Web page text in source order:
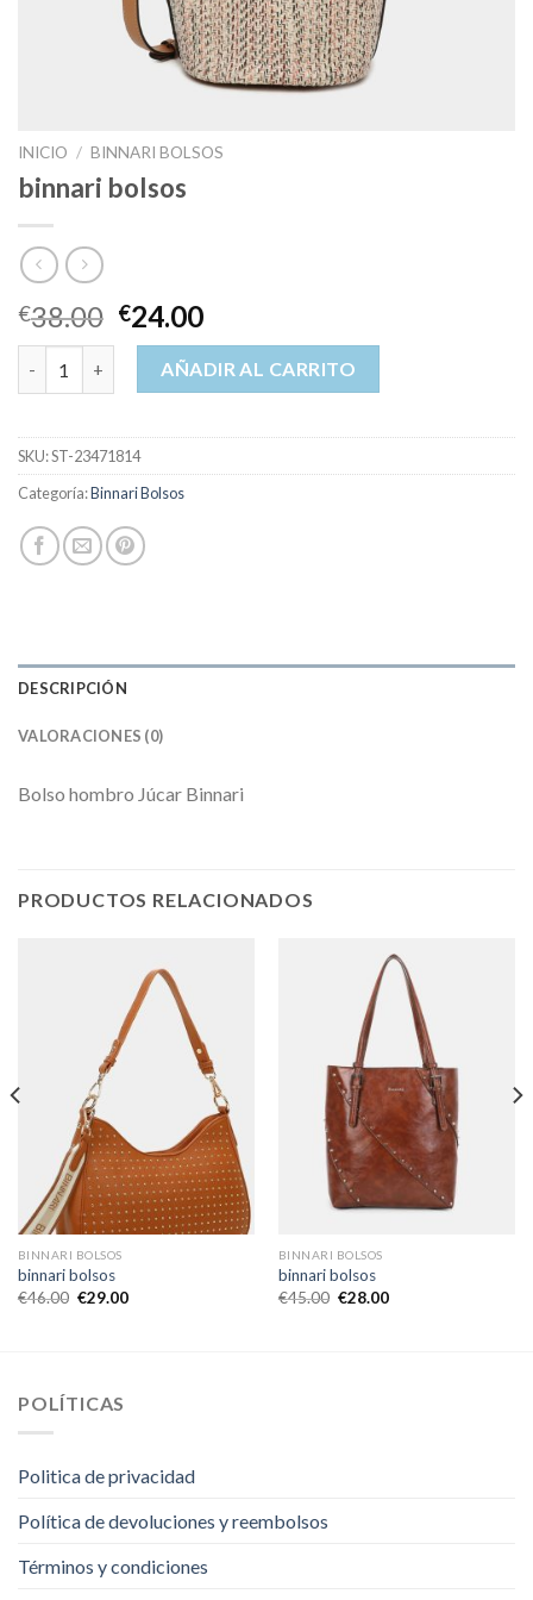
INICIO / BINNARI BOLSOS
binnari bolsos
€38.00 €24.00
binnari bolsos cantidadAÑADIR AL CARRITO
SKU:ST-23471814
Categoría:Binnari Bolsos
DESCRIPCIÓN
VALORACIONES (0)
Bolso hombro Júcar Binnari
PRODUCTOS RELACIONADOS
BINNARI BOLSOS
binnari bolsos
€46.00 €29.00
BINNARI BOLSOS
binnari bolsos
€45.00 €28.00
POLÍTICAS
Politica de privacidad
Política de devoluciones y reembolsos
Términos y condiciones